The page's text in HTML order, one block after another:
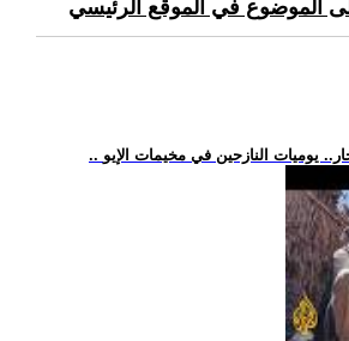
الموضوع في الموقع الرئيسي
يوميات النازحين في مخيمات الإيو